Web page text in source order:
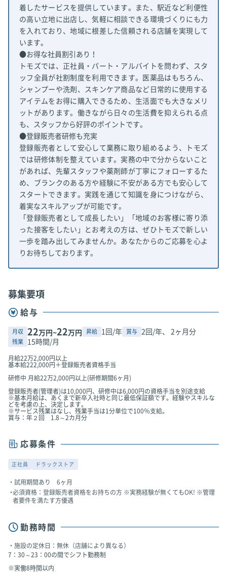
着したサービスを提供しています。また、駅近など利便性
の高い立地に出店し、気軽に相談できる環境づくりにも力
を入れており、地域に根差した信頼される店舗を実現して
います。
●お得な社員割引あり！
トモズでは、正社員・パート・アルバイトを問わず、スタ
ッフ全員が社割制度を利用できます。医薬品はもちろん、
シャンプーや洗剤、スキンケア商品など日常的に使用する
アイテムをお得に購入できるため、生活面でも大きなメリ
ットがあります。働きながら日々の生活費を抑えられる点
も、スタッフから好評のポイントです。
●登録販売者研修も充実
登録販売者として安心して業務に取り組めるよう、トモズ
では研修体制を整えています。実務の中で分からないこと
があれば、先輩スタッフや薬剤師が丁寧にフォローするた
め、ブランクのある方や経験に不安がある方でも安心して
スタートできます。実践を通じて知識を身につけながら、
着実なスキルアップが可能です。
「登録販売者として成長したい」「地域のお客様に寄り添
った接客をしたい」とお考えの方は、ぜひトモズで新しい
一歩を踏み出してみませんか。あなたからのご応募を心よ
りお待ちしております。
募集要項
給与
月収 22万円~22万円 昇給 1回/年 賞与 2回/年、 2ヶ月分
残業 15時間/月
月給22万2,000円以上
基本給222,000円＋登録販売者資格手当
研修中 月給22万2,000円以上(研修期間6ヶ月)
登録販売者(管理者)は10,000円、研修中は6,000円の資格手当を別途支給
※基本月給は、あくまで新卒入社時と同じ最低保証額です。経験やスキルな
どを考慮の上、決定します。
※サービス残業はなし、残業手当は1分単位で100％支給。
賞与：年２回 1.8～2カ月分
応募条件
正社員 ドラックストア
試用期間あり 6ヶ月
必須資格：登録販売者資格をお持ちの方 ※実務経験が無くてもOK! ※管理
者要件を満たす方優遇
勤務時間
施設の定休日：無休（店舗により異なる）
7：30～23：00の間でシフト勤務制
※実働8時間以内